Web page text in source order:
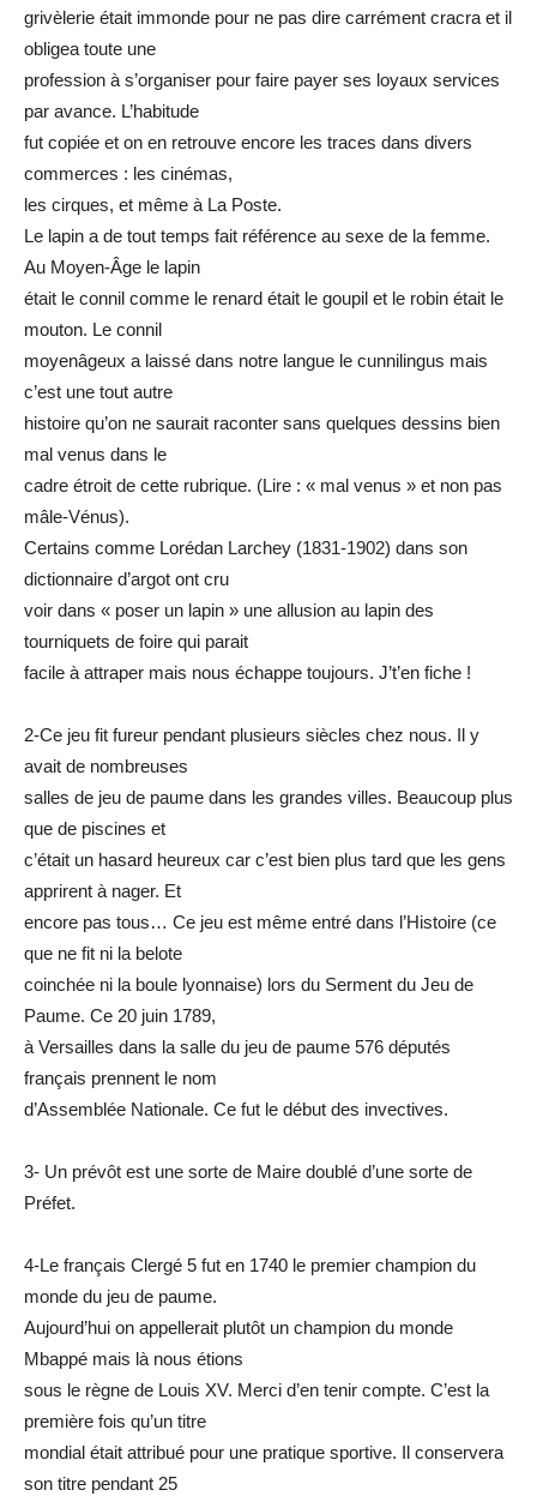
grivèlerie était immonde pour ne pas dire carrément cracra et il
obligea toute une
profession à s’organiser pour faire payer ses loyaux services
par avance. L’habitude
fut copiée et on en retrouve encore les traces dans divers
commerces : les cinémas,
les cirques, et même à La Poste.
Le lapin a de tout temps fait référence au sexe de la femme.
Au Moyen-Âge le lapin
était le connil comme le renard était le goupil et le robin était le
mouton. Le connil
moyenâgeux a laissé dans notre langue le cunnilingus mais
c’est une tout autre
histoire qu’on ne saurait raconter sans quelques dessins bien
mal venus dans le
cadre étroit de cette rubrique. (Lire : « mal venus » et non pas
mâle-Vénus).
Certains comme Lorédan Larchey (1831-1902) dans son
dictionnaire d’argot ont cru
voir dans « poser un lapin » une allusion au lapin des
tourniquets de foire qui parait
facile à attraper mais nous échappe toujours. J’t’en fiche !
2-Ce jeu fit fureur pendant plusieurs siècles chez nous. Il y
avait de nombreuses
salles de jeu de paume dans les grandes villes. Beaucoup plus
que de piscines et
c’était un hasard heureux car c’est bien plus tard que les gens
apprirent à nager. Et
encore pas tous… Ce jeu est même entré dans l’Histoire (ce
que ne fit ni la belote
coinchée ni la boule lyonnaise) lors du Serment du Jeu de
Paume. Ce 20 juin 1789,
à Versailles dans la salle du jeu de paume 576 députés
français prennent le nom
d’Assemblée Nationale. Ce fut le début des invectives.
3- Un prévôt est une sorte de Maire doublé d’une sorte de
Préfet.
4-Le français Clergé 5 fut en 1740 le premier champion du
monde du jeu de paume.
Aujourd’hui on appellerait plutôt un champion du monde
Mbappé mais là nous étions
sous le règne de Louis XV. Merci d’en tenir compte. C’est la
première fois qu’un titre
mondial était attribué pour une pratique sportive. Il conservera
son titre pendant 25